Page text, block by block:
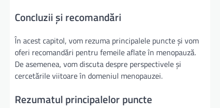
Concluzii și recomandări
În acest capitol, vom rezuma principalele puncte și vom
oferi recomandări pentru femeile aflate în menopauză.
De asemenea, vom discuta despre perspectivele și
cercetările viitoare în domeniul menopauzei.
Rezumatul principalelor puncte